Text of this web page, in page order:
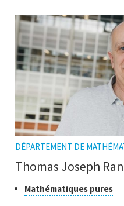
DÉPARTEMENT DE
Thomas Joseph
Classe
Mathématiques pures